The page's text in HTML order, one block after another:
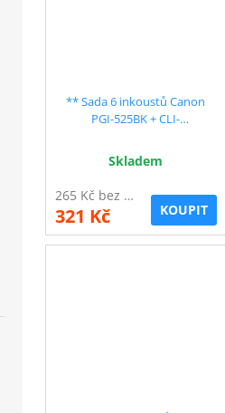
** Sada 6 inkoustů Canon
PGI-525BK + CLI-
sleva 10 % !!
Skladem
265 Kč bez DPH
321 Kč KOUPIT